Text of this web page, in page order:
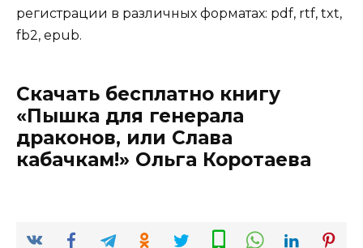
регистрации в различных форматах: pdf, rtf, txt,
fb2, epub.
Скачать бесплатно книгу
«Пышка для генерала
драконов, или Слава
кабачкам!» Ольга Коротаева